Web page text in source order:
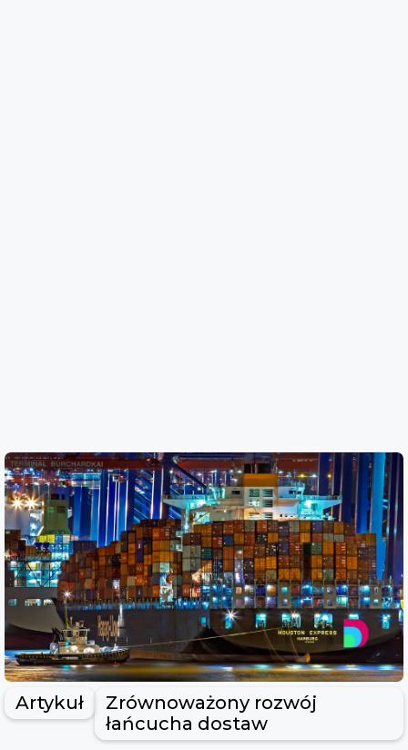
Artykuł
Zrównoważony rozwój
łańcucha dostaw